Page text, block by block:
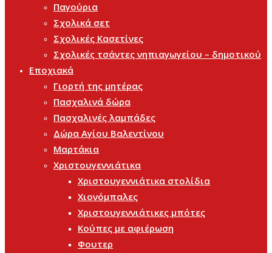
Παγούρια
Σχολικά σετ
Σχολικές Κασετίνες
Σχολικές τσάντες νηπιαγωγείου – δημοτικού
Εποχιακά
Γιορτή της μητέρας
Πασχαλινά δώρα
Πασχαλινές λαμπάδες
Δώρα Αγίου Βαλεντίνου
Μαρτάκια
Χριστουγεννιάτικα
Χριστουγεννιάτικα στολίδια
Χιονόμπαλες
Χριστουγεννιάτικες μπότες
Κούπες με αφιέρωση
Φουτερ